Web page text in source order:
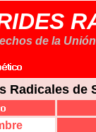
de la
Radicales de